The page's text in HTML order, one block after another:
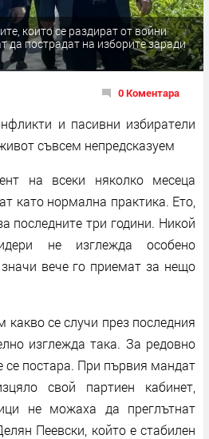
които се раздират от войни
да пострадат на изборите заради
0 Коментара
и пасивни избиратели
съвсем непредсказуем
на всеки няколко месеца
като нормална практика. Ето,
последните три години. Никой
не изглежда особено
вече го приемат за нещо
какво се случи през последния
изглежда така. За редовно
се постара. При първия мандат
свой партиен кабинет,
не можаха да преглътнат
Пеевски, който е стабилен